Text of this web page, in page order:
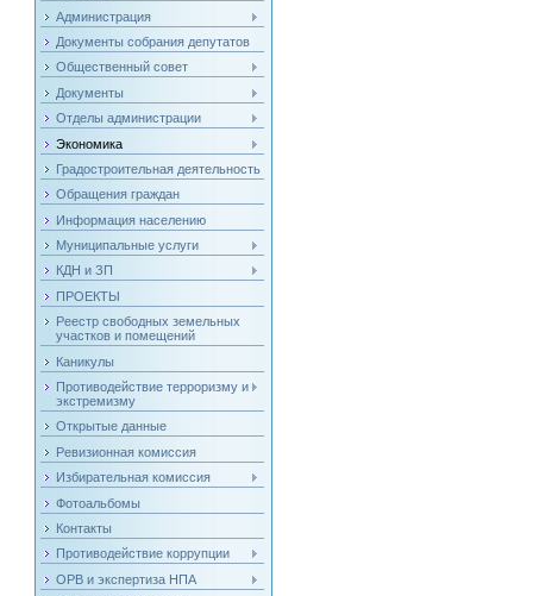
Администрация
Документы собрания депутатов
Общественный совет
Документы
Отделы администрации
Экономика
Градостроительная деятельность
Обращения граждан
Информация населению
Муниципальные услуги
КДН и ЗП
ПРОЕКТЫ
Реестр свободных земельных
участков и помещений
Каникулы
Противодействие терроризму и
экстремизму
Открытые данные
Ревизионная комиссия
Избирательная комиссия
Фотоальбомы
Контакты
Противодействие коррупции
ОРВ и экспертиза НПА